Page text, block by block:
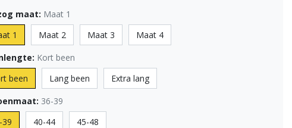
maat: Maat 1
1
Maat 2 Maat 3
Maat 4
Kort been
been
Lang been
Extra lang
36-39
39
40-44 45-48